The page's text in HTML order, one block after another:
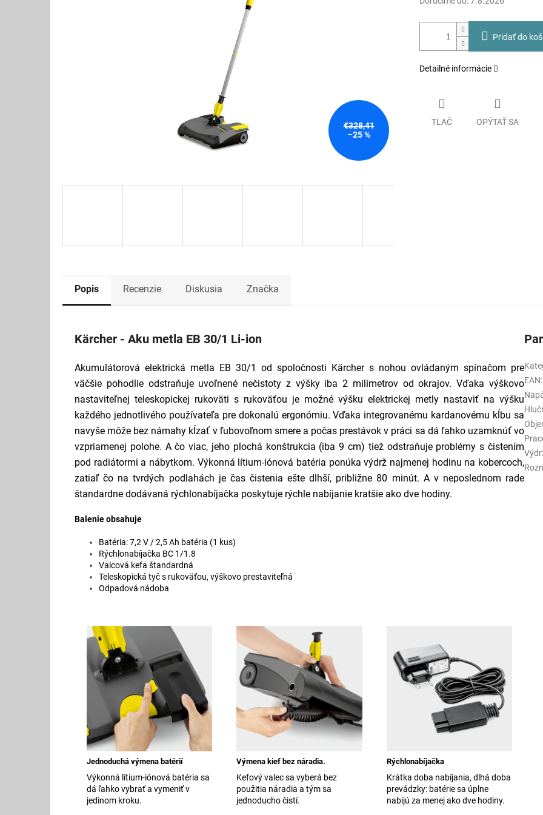
€328,41
–25 %
Pridať do
Detailné informácie
TLAČ OPÝTAŤ SA
Popis Recenzie Diskusia Značka
Kärcher - Aku metla EB 30/1 Li-ion
Akumulátorová elektrická metla EB 30/1 od spoločnosti Kärcher s nohou ovládaným spínačom pre
väčšie pohodlie odstraňuje uvoľnené nečistoty z výšky iba 2 milimetrov od okrajov. Vďaka výškovo
nastaviteľnej teleskopickej rukoväti s rukoväťou je možné výšku elektrickej metly nastaviť na výšku
každého jednotlivého používateľa pre dokonalú ergonómiu. Vďaka integrovanému kardanovému kĺbu sa
navyše môže bez námahy kĺzať v ľubovoľnom smere a počas prestávok v práci sa dá ľahko uzamknúť vo
vzpriamenej polohe. A čo viac, jeho plochá konštrukcia (iba 9 cm) tiež odstraňuje problémy s čistením
pod radiátormi a nábytkom. Výkonná lítium-iónová batéria ponúka výdrž najmenej hodinu na kobercoch,
zatiaľ čo na tvrdých podlahách je čas čistenia ešte dlhší, približne 80 minút. A v neposlednom rade
štandardne dodávaná rýchlonabíjačka poskytuje rýchle nabíjanie kratšie ako dve hodiny.
Balenie obsahuje
Batéria: 7,2 V / 2,5 Ah batéria (1 kus)
Rýchlonabíjačka BC 1/1.8
Valcová kefa štandardná
Teleskopická tyč s rukoväťou, výškovo prestaviteľná
Odpadová nádoba
Jednoduchá výmena batérií
Výkonná lítium-iónová batéria sa
dá ľahko vybrať a vymeniť v
jedinom kroku.
Výmena kief bez náradia.
Kefový valec sa vyberá bez
použitia náradia a tým sa
jednoducho čistí.
Rýchlonabíjačka
Krátka doba nabíjania, dlhá doba
prevádzky: batérie sa úplne
nabijú za menej ako dve hodiny.
EAN: